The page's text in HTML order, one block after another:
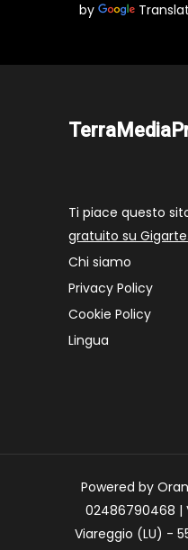
by
Ti piace questo
gratuito su
Chi siamo
Privacy Policy
Cookie Policy
Lingua
Powered by
02486790468 |
Viareggio (LU) -